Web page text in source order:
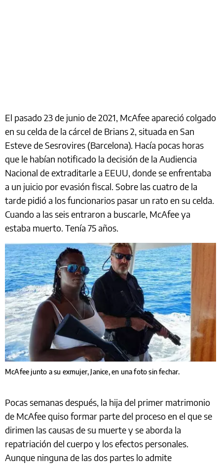
El pasado 23 de junio de 2021, McAfee apareció colgado
en su celda de la cárcel de Brians 2, situada en San
Esteve de Sesrovires (Barcelona). Hacía pocas horas
que le habían notificado la decisión de la Audiencia
Nacional de extraditarle a EEUU, donde se enfrentaba
a un juicio por evasión fiscal. Sobre las cuatro de la
tarde pidió a los funcionarios pasar un rato en su celda.
Cuando a las seis entraron a buscarle, McAfee ya
estaba muerto. Tenía 75 años.
McAfee junto a su exmujer, Janice, en una foto sin fechar.
Pocas semanas después, la hija del primer matrimonio
de McAfee quiso formar parte del proceso en el que se
dirimen las causas de su muerte y se aborda la
repatriación del cuerpo y los efectos personales.
Aunque ninguna de las dos partes lo admite